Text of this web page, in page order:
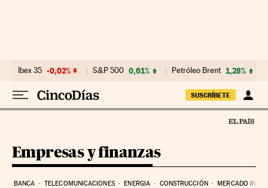
Ibex 35 -0,02% S&P 500 0,61% Petróleo Brent 1,28%
SUSCRÍBETE
Empresas y finanzas
BANCA TELECOMUNICACIONES ENERGIA CONSTRUCCIÓN MERCADO